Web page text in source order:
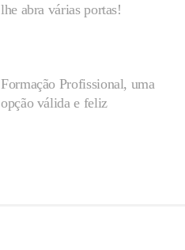
lhe abra várias portas!
Formação Profissional, uma
opção válida e feliz